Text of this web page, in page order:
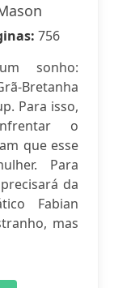
756
sonho:
Bretanha
Para isso,
o
que esse
Para
da
Fabian
mas